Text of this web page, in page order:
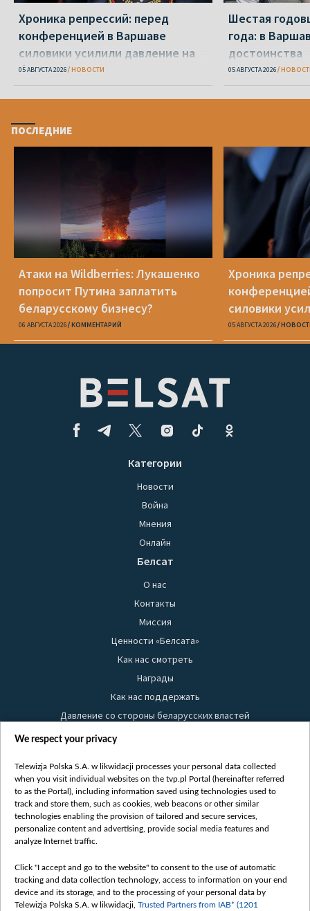
Хроника репрессий: перед
конференцией в Варшаве
силовики усилили давление на
беларусов
05 АВГУСТА 2026 НОВОСТИ
Шестая
года: в
достоинства
05 АВГУСТА 2026
ПОСЛЕДНИЕ
Атаки на Wildberries: Лукашенко
попросит Путина заплатить
беларусскому бизнесу?
06 АВГУСТА 2026 КОММЕНТАРИЙ
Хроника
силовики
беларусов
05 АВГУСТА 2026
Категории
Новости
Война
Мнения
Онлайн
Белсат
О нас
Контакты
Миссия
Ценности «Белсата»
Как нас смотреть
Награды
Как нас поддержать
Давление со стороны беларусских властей
Правила использования материалов
Безопасность
Youtube
Белсат news
Белсат Life
Belsat English
Biełsat PL
Белсат Now
We respect your privacy
Telewizja Polska S.A. w likwidacji processes your personal data collected
when you visit individual websites on the tvp.pl Portal (hereinafter referred
to as the Portal), including information saved using technologies used to
track and store them, such as cookies, web beacons or other similar
technologies enabling the provision of tailored and secure services,
personalize content and advertising, provide social media features and
analyze Internet traffic.
Click "I accept and go to the website" to consent to the use of automatic
tracking and data collection technology, access to information on your end
device and its storage, and to the processing of your personal data by
Telewizja Polska S.A. w likwidacji, Trusted Partners from IAB* (1201